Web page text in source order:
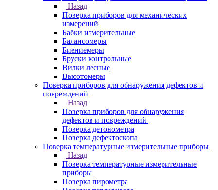
Назад
Поверка приборов для механических
измерений
Бабки измерительные
Балансомеры
Биениемеры
Бруски контрольные
Вилки лесные
Высотомеры
Поверка приборов для обнаружения дефектов и
повреждений
Назад
Поверка приборов для обнаружения
дефектов и повреждений
Поверка детонометра
Поверка дефектоскопа
Поверка температурные измерительные приборы
Назад
Поверка температурные измерительные
приборы
Поверка пирометра